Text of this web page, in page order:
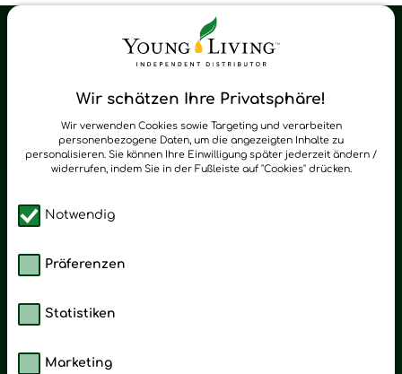
Wir schätzen Ihre Privatsphäre!
Wir verwenden Cookies sowie Targeting und verarbeiten
personenbezogene Daten, um die angezeigten Inhalte zu
personalisieren. Sie können Ihre Einwilligung später jederzeit ändern /
widerrufen, indem Sie in der Fußleiste auf "Cookies" drücken.
Notwendig
Präferenzen
Statistiken
Marketing
Young Living Shop-Oil Newsletter
zum Newsletter anmelden